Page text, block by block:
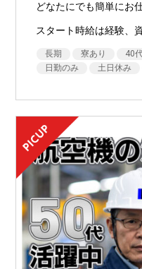
どなたにでも簡単にお
スタート時給は経験、
長期 寮あり 40
日勤のみ
土日休み